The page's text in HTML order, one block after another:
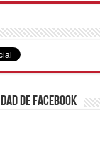
de Facebook